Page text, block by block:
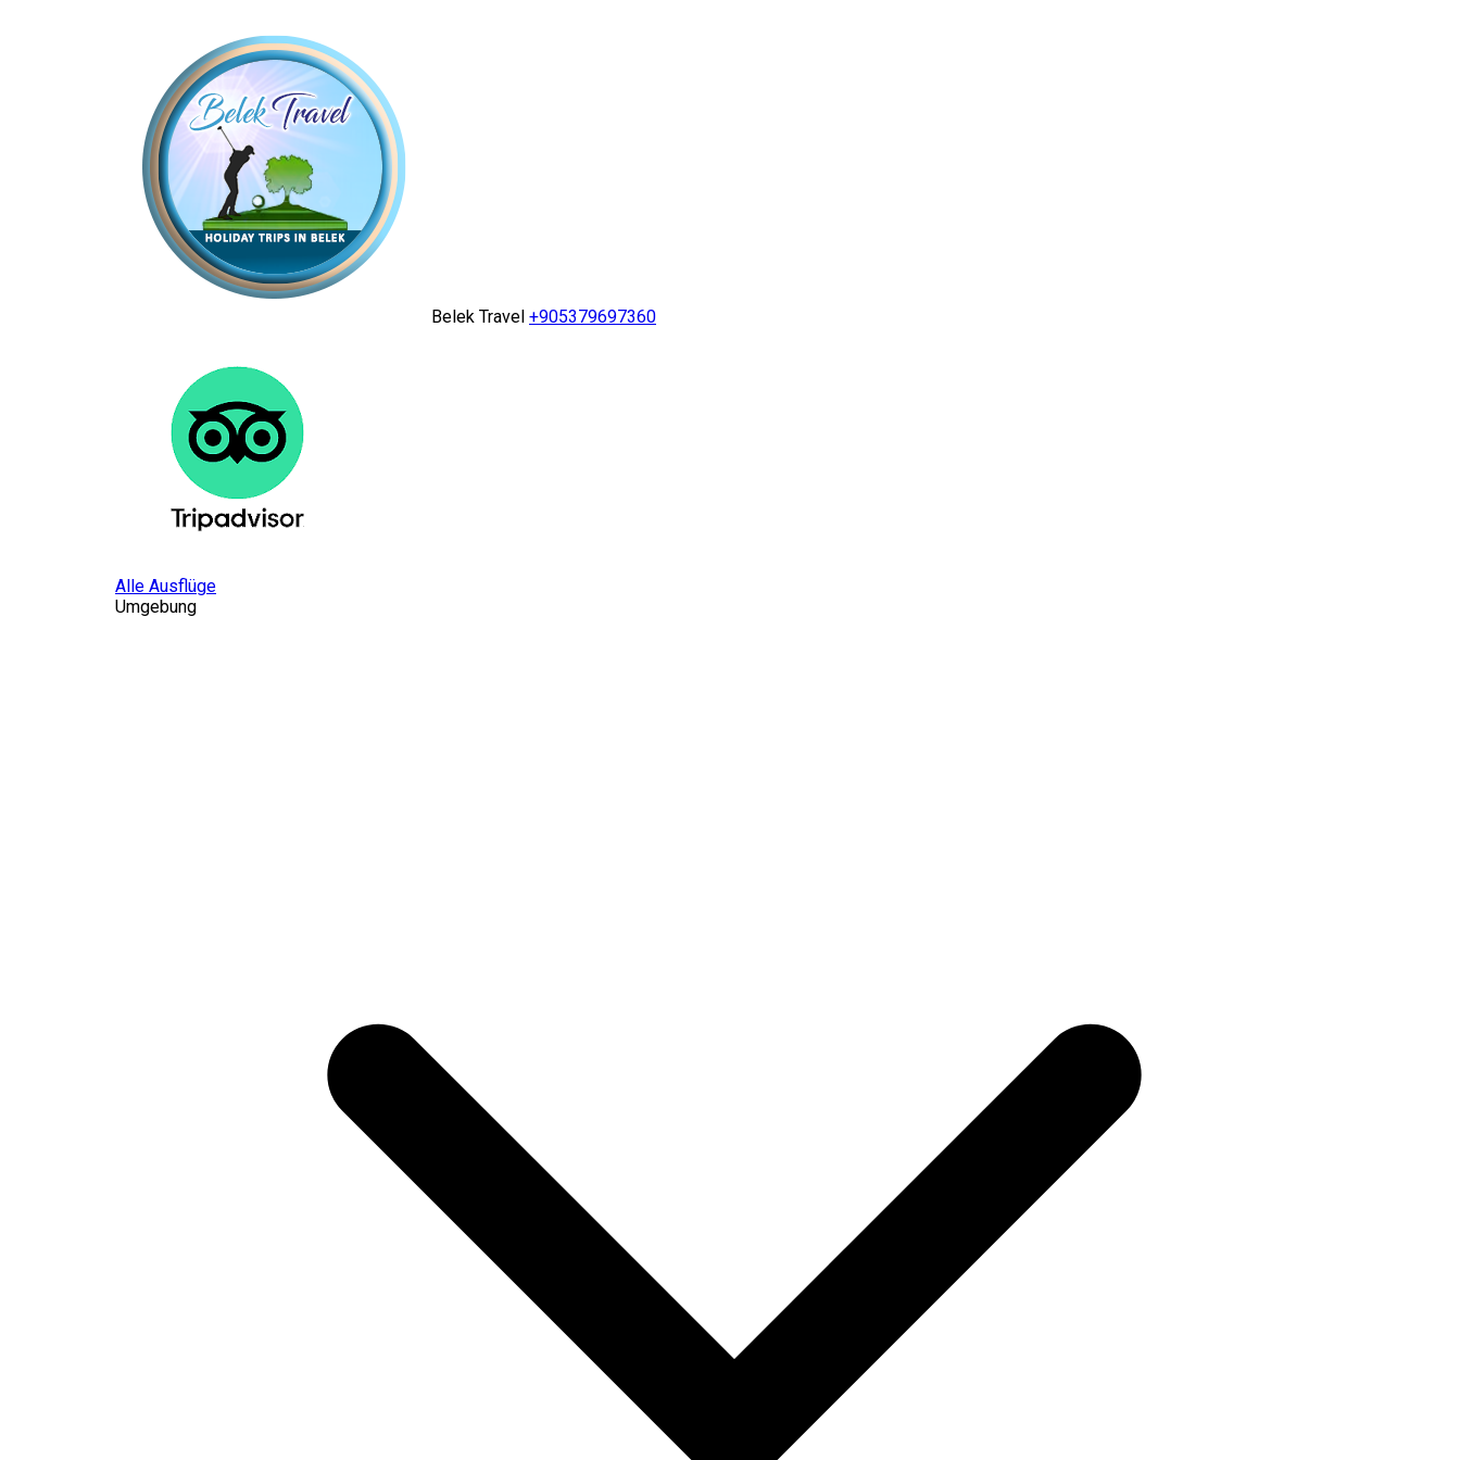
Belek Travel +905379697360
Alle Ausflüge
Umgebung